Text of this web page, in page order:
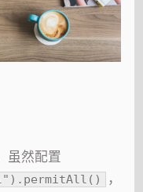
虽然配置
，